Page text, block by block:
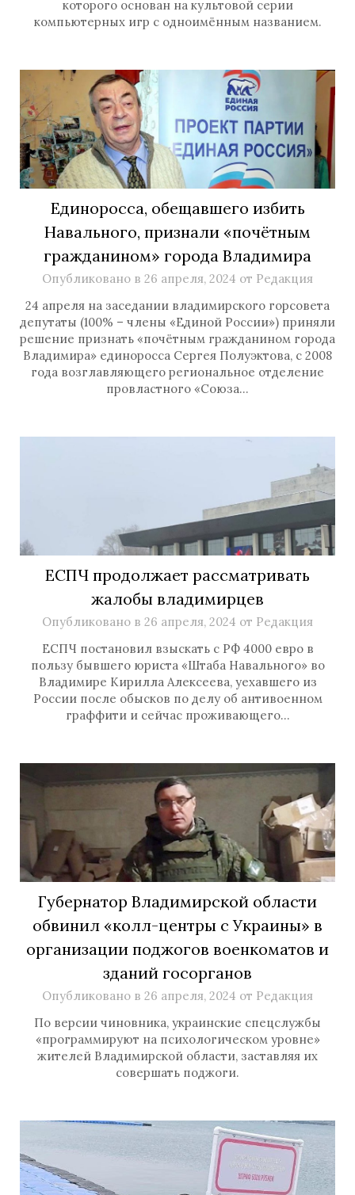
которого основан на культовой серии
компьютерных игр с одноимённым названием.
Единоросса, обещавшего избить
Навального, признали «почётным
гражданином» города Владимира
Опубликовано в 26 апреля, 2024 от Редакция
24 апреля на заседании владимирского горсовета
депутаты (100% – члены «Единой России») приняли
решение признать «почётным гражданином города
Владимира» единоросса Сергея Полуэктова, с 2008
года возглавляющего региональное отделение
провластного «Союза…
ЕСПЧ продолжает рассматривать
жалобы владимирцев
Опубликовано в 26 апреля, 2024 от Редакция
ЕСПЧ постановил взыскать с РФ 4000 евро в
пользу бывшего юриста «Штаба Навального» во
Владимире Кирилла Алексеева, уехавшего из
России после обысков по делу об антивоенном
граффити и сейчас проживающего…
Губернатор Владимирской области
обвинил «колл-центры с Украины» в
организации поджогов военкоматов и
зданий госорганов
Опубликовано в 26 апреля, 2024 от Редакция
По версии чиновника, украинские спецслужбы
«программируют на психологическом уровне»
жителей Владимирской области, заставляя их
совершать поджоги.